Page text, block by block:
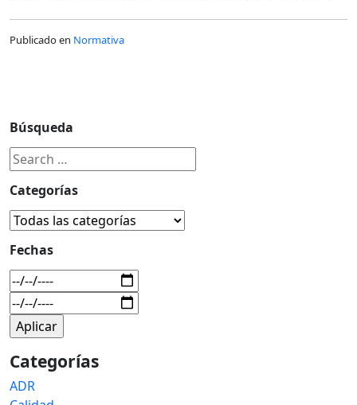
Publicado en Normativa
Búsqueda
Categorías
Fechas
Categorías
ADR